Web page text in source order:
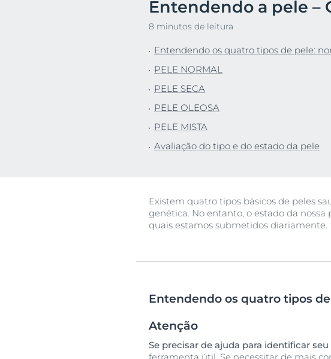
Proteção Solar
Entendendo a pele –
8 minutos de leitura
Entendendo os quatro tipos de pele:
PELE NORMAL
PELE SECA
PELE OLEOSA
PELE MISTA
Avaliação do tipo e do estado da pele
Existem quatro tipos básicos de peles
genética. No entanto, o estado da
quais estamos submetidos diariamente.
Entendendo os quatro tipos
Atenção
Se precisar de ajuda para identificar
ferramenta útil. Se necessitar de mais